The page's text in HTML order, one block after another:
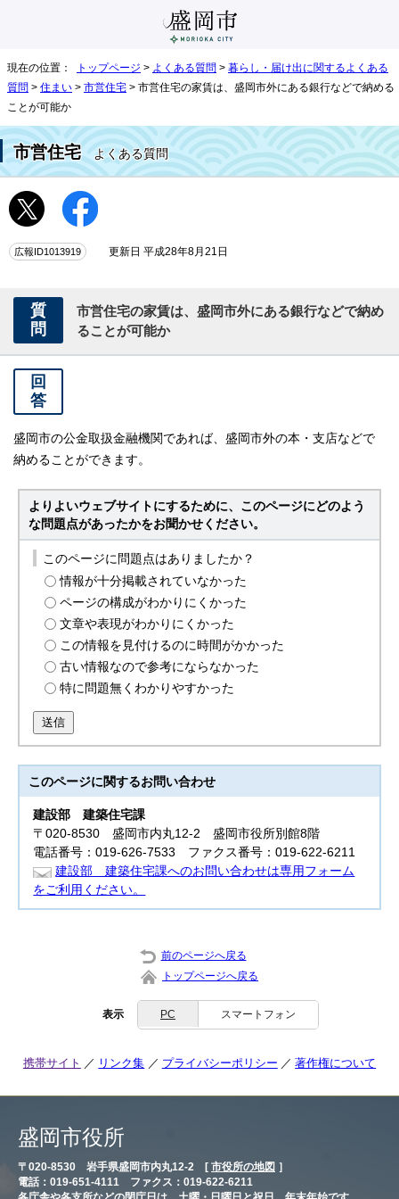
現在の位置： トップページ > よくある質問 > 暮らし・届け出に関するよくある
質問 > 住まい > 市営住宅 > 市営住宅の家賃は、盛岡市外にある銀行などで納める
ことが可能か
市営住宅よくある質問
広報ID1013919 更新日 平成28年8月21日
質
問
市営住宅の家賃は、盛岡市外にある銀行などで納め
ることが可能か
回
答
盛岡市の公金取扱金融機関であれば、盛岡市外の本・支店などで
納めることができます。
よりよいウェブサイトにするために、このページにどのよう
な問題点があったかをお聞かせください。
このページに問題点はありましたか？
情報が十分掲載されていなかった
ページの構成がわかりにくかった
文章や表現がわかりにくかった
この情報を見付けるのに時間がかかった
古い情報なので参考にならなかった
特に問題無くわかりやすかった
送信
このページに関するお問い合わせ
建設部建築住宅課
〒020-8530 盛岡市内丸12-2 盛岡市役所別館8階
電話番号：019-626-7533 ファクス番号：019-622-6211
建設部 建築住宅課へのお問い合わせは専用フォーム
をご利用ください。
前のページへ戻る
トップページへ戻る
表示 PC スマートフォン
携帯サイト リンク集 プライバシーポリシー 著作権について
盛岡市役所
〒020-8530 岩手県盛岡市内丸12-2 [ 市役所の地図 ］
電話：019-651-4111 ファクス：019-622-6211